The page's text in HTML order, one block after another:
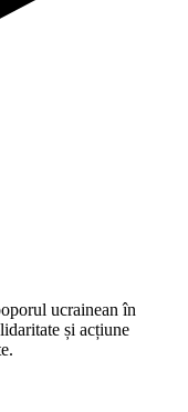
ucrainean în
și acțiune